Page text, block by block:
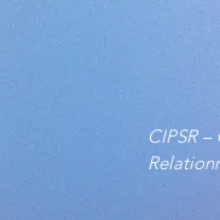
CIPSR
Il est